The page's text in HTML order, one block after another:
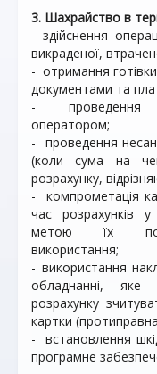
3. Шахрайство в
- здійснення
викраденої,
- отримання
документами та
- проведення
оператором;
- проведення
(коли сума на
розрахунку,
- компрометація
час розрахунків у
метою їх
використання;
- використання
обладнанні, яке
розрахунку
картки
- встановлення
програмне